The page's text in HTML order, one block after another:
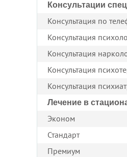
Консультации
Консультация по
Консультация
Консультация
Консультация
Консультация
Лечение в
Эконом
Стандарт
Премиум